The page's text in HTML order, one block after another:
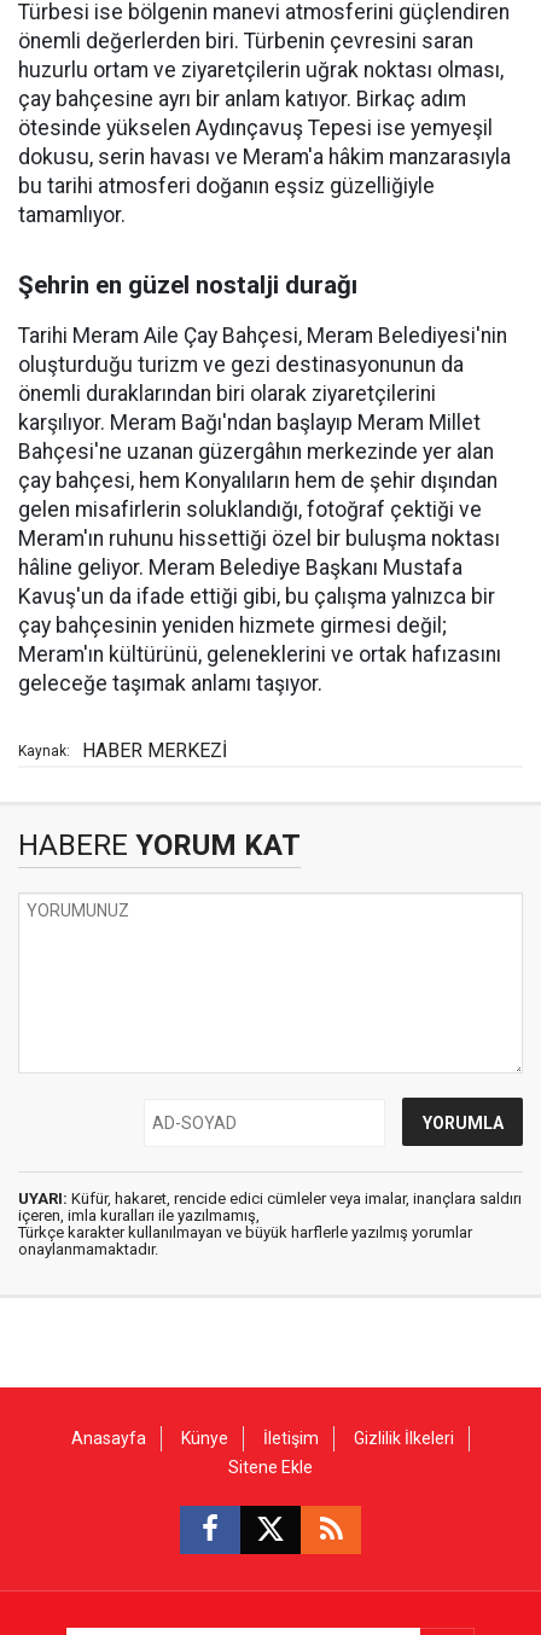
Türbesi ise bölgenin manevi atmosferini güçlendiren
önemli değerlerden biri. Türbenin çevresini saran
huzurlu ortam ve ziyaretçilerin uğrak noktası olması,
çay bahçesine ayrı bir anlam katıyor. Birkaç adım
ötesinde yükselen Aydınçavuş Tepesi ise yemyeşil
dokusu, serin havası ve Meram'a hâkim manzarasıyla
bu tarihi atmosferi doğanın eşsiz güzelliğiyle
tamamlıyor.
Şehrin en güzel nostalji durağı
Tarihi Meram Aile Çay Bahçesi, Meram Belediyesi'nin
oluşturduğu turizm ve gezi destinasyonunun da
önemli duraklarından biri olarak ziyaretçilerini
karşılıyor. Meram Bağı'ndan başlayıp Meram Millet
Bahçesi'ne uzanan güzergâhın merkezinde yer alan
çay bahçesi, hem Konyalıların hem de şehir dışından
gelen misafirlerin soluklandığı, fotoğraf çektiği ve
Meram'ın ruhunu hissettiği özel bir buluşma noktası
hâline geliyor. Meram Belediye Başkanı Mustafa
Kavuş'un da ifade ettiği gibi, bu çalışma yalnızca bir
çay bahçesinin yeniden hizmete girmesi değil;
Meram'ın kültürünü, geleneklerini ve ortak hafızasını
geleceğe taşımak anlamı taşıyor.
Kaynak: HABER MERKEZİ
HABERE YORUM KAT
UYARI: Küfür, hakaret, rencide edici cümleler veya imalar, inançlara saldırı
içeren, imla kuralları ile yazılmamış,
Türkçe karakter kullanılmayan ve büyük harflerle yazılmış yorumlar
onaylanmamaktadır.
Anasayfa Künye İletişim
Gizlilik İlkeleri
Sitene Ekle